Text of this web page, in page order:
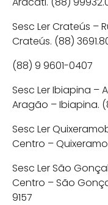
Sesc Ler Crateús –
Crateús. (88)
(88) 9 9601-0407
Sesc Ler Ibiapina –
Aragão – Ibiapina.
Sesc Ler
Centro –
Sesc Ler São
Centro – São
9157